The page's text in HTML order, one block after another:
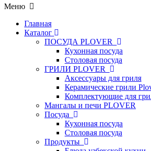
Меню
Главная
Каталог
ПОСУДА PLOVER
Кухонная посуда
Столовая посуда
ГРИЛИ PLOVER
Аксессуары для гриля
Керамические грили
Комплектующие для
Мангалы и печи PLOVER
Посуда
Кухонная посуда
Столовая посуда
Продукты